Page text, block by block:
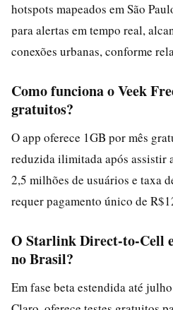
hotspots mapeados em São
para alertas em tempo real,
conexões urbanas, conforme
Como funciona o Veek
gratuitos?
O app oferece 1GB por mês
reduzida ilimitada após assistir
2,5 milhões de usuários e taxa
requer pagamento único de
O Starlink Direct-to-Cell
no Brasil?
Em fase beta estendida até